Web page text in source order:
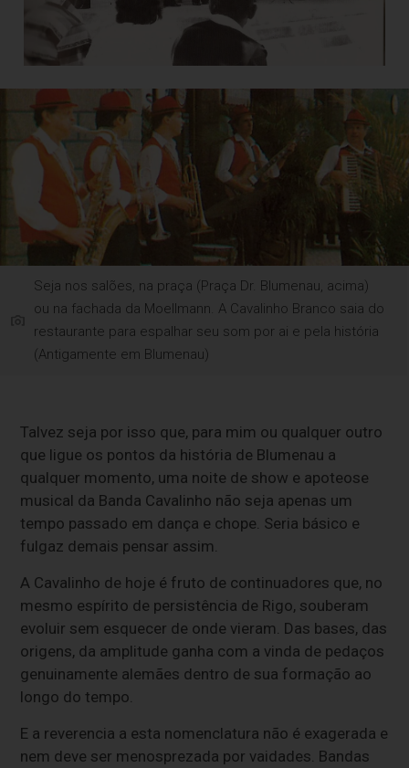
Seja nos salões, na praça (Praça Dr. Blumenau, acima)
ou na fachada da Moellmann. A Cavalinho Branco saia do
restaurante para espalhar seu som por ai e pela história
(Antigamente em Blumenau)
Talvez seja por isso que, para mim ou qualquer outro
que ligue os pontos da história de Blumenau a
qualquer momento, uma noite de show e apoteose
musical da Banda Cavalinho não seja apenas um
tempo passado em dança e chope. Seria básico e
fulgaz demais pensar assim.
A Cavalinho de hoje é fruto de continuadores que, no
mesmo espírito de persistência de Rigo, souberam
evoluir sem esquecer de onde vieram. Das bases, das
origens, da amplitude ganha com a vinda de pedaços
genuinamente alemães dentro de sua formação ao
longo do tempo.
E a reverencia a esta nomenclatura não é exagerada e
nem deve ser menosprezada por vaidades. Bandas